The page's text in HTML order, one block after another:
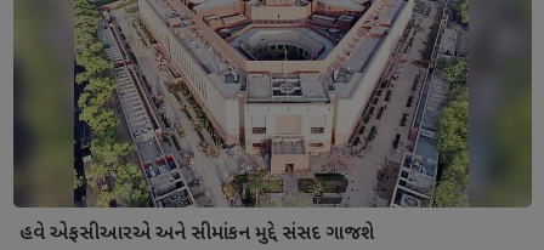
હવે એફસીઆરએ અને સીમાંકન મુદ્દે સંસદ ગાજશે